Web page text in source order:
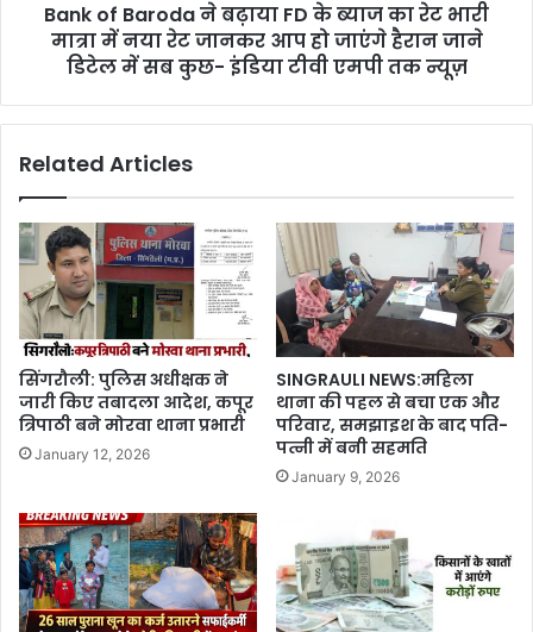
Bank of Baroda ने बढ़ाया FD के ब्याज का रेट भारी
मात्रा में नया रेट जानकर आप हो जाएंगे हैरान जाने
डिटेल में सब कुछ- इंडिया टीवी एमपी तक न्यूज़
Related Articles
सिंगरौली: पुलिस अधीक्षक ने
जारी किए तबादला आदेश, कपूर
त्रिपाठी बने मोरवा थाना प्रभारी
January 12, 2026
SINGRAULI NEWS:महिला
थाना की पहल से बचा एक और
परिवार, समझाइश के बाद पति-
पत्नी में बनी सहमति
January 9, 2026